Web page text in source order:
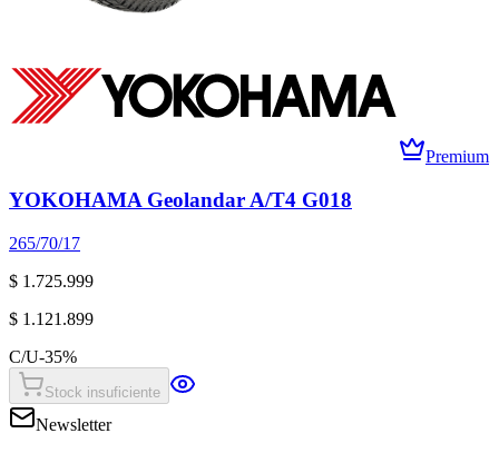
Premium
YOKOHAMA Geolandar A/T4 G018
265/70/17
$ 1.725.999
$ 1.121.899
C/U-35%
Stock insuficiente
Newsletter